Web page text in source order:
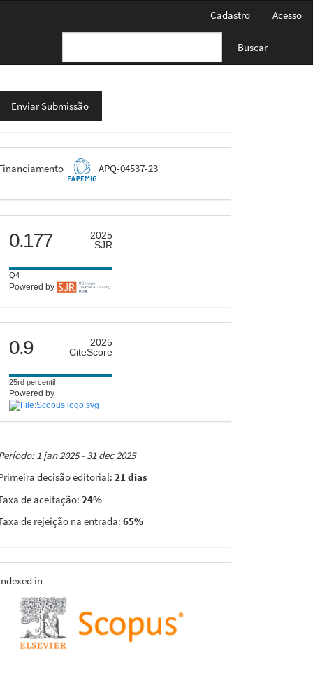
Cadastro Acesso
Buscar
Enviar Submissão
APQ-04537-23
scimago
0.177
2025
SJR
Q4
Powered by
citescore
0.9
2025
CiteScore
25rd percentil
Powered by
1 jan 2025 - 31 dec 2025
decisão editorial: 21 dias
de aceitação: 24%
de rejeição na entrada: 65%
in